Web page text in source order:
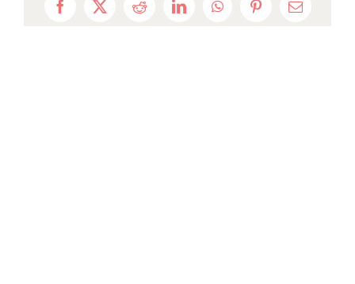
Facebook
X RedditLinkedInWhatsAppPinterestEmail